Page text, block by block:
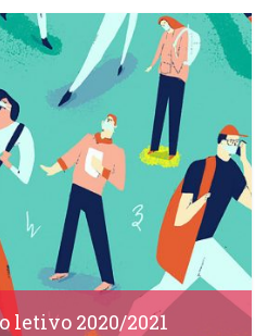
letivo 2020/2021